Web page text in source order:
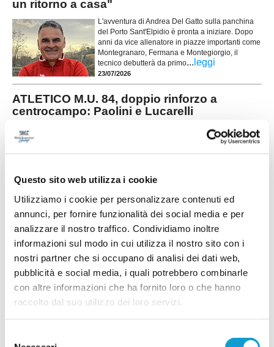
Questo sito web utilizza i cookie
Utilizziamo i cookie per personalizzare contenuti ed
annunci, per fornire funzionalità dei social media e per
analizzare il nostro traffico. Condividiamo inoltre
informazioni sul modo in cui utilizza il nostro sito con i
nostri partner che si occupano di analisi dei dati web,
pubblicità e social media, i quali potrebbero combinarle
con altre informazioni che ha fornito loro o che hanno
raccolto dal suo utilizzo dei loro servizi.
un ritorno a casa"
L'avventura di Andrea Del Gatto sulla panchina
del Porto Sant'Elpidio è pronta a iniziare. Dopo
anni da vice allenatore in piazze importanti come
Montegranaro, Fermana e Montegiorgio, il
tecnico debutterà da primo... leggi
23/07/2026
ATLETICO M.U. 84, doppio rinforzo a
centrocampo: Paolini e Lucarelli
L'Atletico M.U. 84 continua a muoversi sul mercato
e mette a segno un doppio colpo per il
PINTURETTA. Atriani e Cimadamore sono le
prime novità di mercato
La Pinturetta Falcor apre ufficialmente il proprio
due innesti. La società rossoblù ha annunciato
gli arrivi di Mirco Atriani e Lorenzo Cimadamore,
21/07/2026
PORTO SANT'ELPIDIO. Cannoni nuovo DS:
appartenenza. È questa la missione di Alessandro Cannoni, nuovo